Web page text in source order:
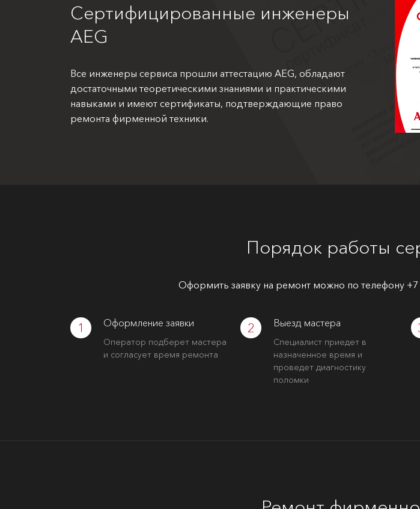
Сертифицированные инженеры
AEG
Все инженеры сервиса прошли аттестацию AEG, обладают
достаточными теоретическими знаниями и практическими
навыками и имеют сертификаты, подтверждающие право
ремонта фирменной техники.
Порядок работы
Оформить заявку на ремонт можно по телефону
1 Оформление заявки
Оператор подберет мастера
и согласует время ремонта
2 Выезд мастера
Специалист приедет в
назначенное время и
проведет диагностику
поломки